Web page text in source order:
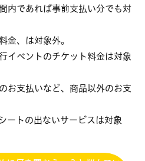
内であれば事前支払い分でも対
金、は対象外。
イベントのチケット料金は対象
お支払いなど、商品以外のお支
ートの出ないサービスは対象